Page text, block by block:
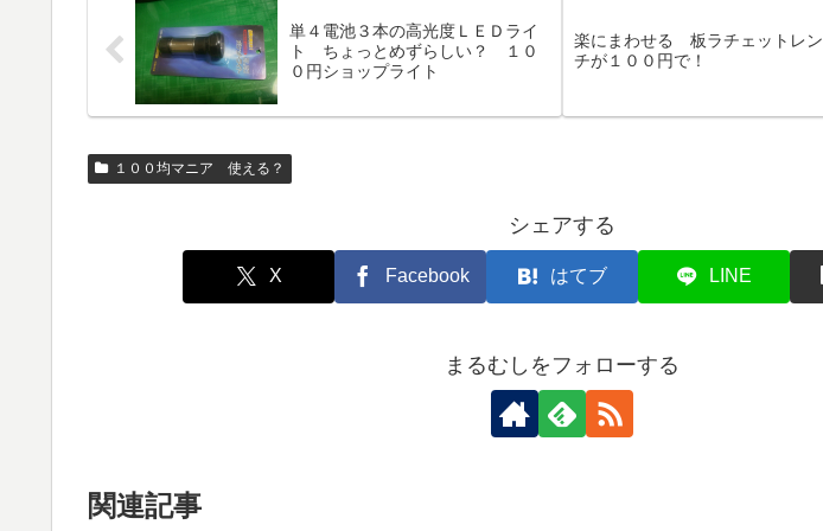
単４電池３本の高光度ＬＥＤライ
ト ちょっとめずらしい？ １０
０円ショップライト
楽にまわせる 板ラチェットレン
チが１００円で！
１００均マニア 使える？
シェアする
X Facebook はてブ LINE
まるむしをフォローする
関連記事